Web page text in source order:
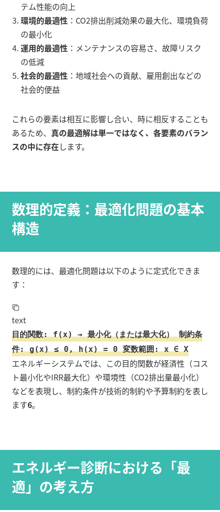
テム性能の向上
環境的最適性 ：CO2排出削減効果の最大化、環境負荷
の最小化
運用的最適性 ：メンテナンスの容易さ、故障リスク
の低減
社会的最適性 ：地域社会への貢献、雇用創出などの
社会的便益
これらの要素は相互に影響し合い、時に相反することも
あるため、 真の最適解は単一ではなく、各要素のバラン
スの中に存在します。
数理的定義：最適化問題の基本
構造
数理的には、最適化問題は以下のように定式化できま
す：
text
目的関数: f(x) → 最小化（または最大化） 制約条
件: g(x) ≤ 0, h(x) = 0 変数範囲: x ∈ X
エネルギーシステムでは、この目的関数が経済性（コス
ト最小化やIRR最大化）や環境性（CO2排出量最小化）
などを表現し、制約条件が技術的制約や予算制約を表し
ます6。
エネルギー診断における「最
適」の考え方